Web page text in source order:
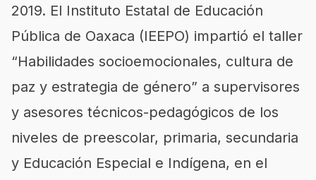
2019. El Instituto Estatal de Educación
Pública de Oaxaca (IEEPO) impartió el taller
“Habilidades socioemocionales, cultura de
paz y estrategia de género” a supervisores
y asesores técnicos-pedagógicos de los
niveles de preescolar, primaria, secundaria
y Educación Especial e Indígena, en el